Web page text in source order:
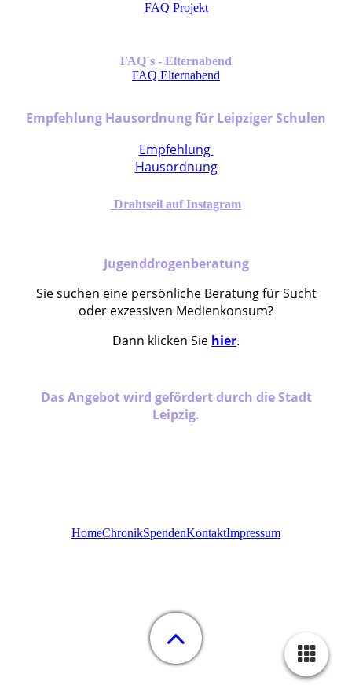
FAQ Projekt
FAQ´s - Elternabend
FAQ Elternabend
Empfehlung Hausordnung für Leipziger Schulen
Empfehlung
Hausordnung
Drahtseil auf Instagram
Jugenddrogenberatung
Sie suchen eine persönliche Beratung für Sucht
oder exzessiven Medienkonsum?
Dann klicken Sie hier.
Das Angebot wird gefördert durch die Stadt
Leipzig.
HomeChronikSpendenKontaktImpressum